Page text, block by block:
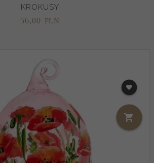
KROKUSY
56,00 PLN